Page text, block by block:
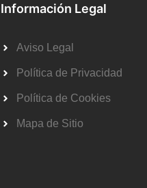
Información Legal
Aviso Legal
Política de Privacidad
Política de Cookies
Mapa de Sitio